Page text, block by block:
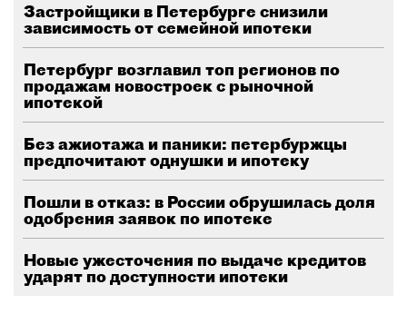
Застройщики в Петербурге снизили
зависимость от семейной ипотеки
Петербург возглавил топ регионов по
продажам новостроек с рыночной
ипотекой
Без ажиотажа и паники: петербуржцы
предпочитают однушки и ипотеку
Пошли в отказ: в России обрушилась доля
одобрения заявок по ипотеке
Новые ужесточения по выдаче кредитов
ударят по доступности ипотеки